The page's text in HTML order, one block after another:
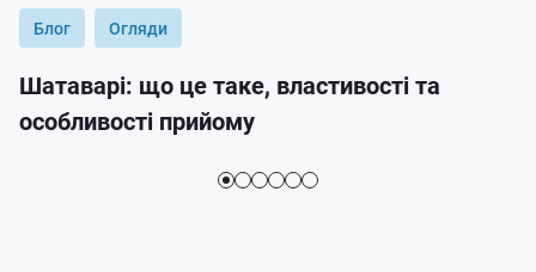
Блог Огляди
Шатаварі: що це таке, властивості та
особливості прийому